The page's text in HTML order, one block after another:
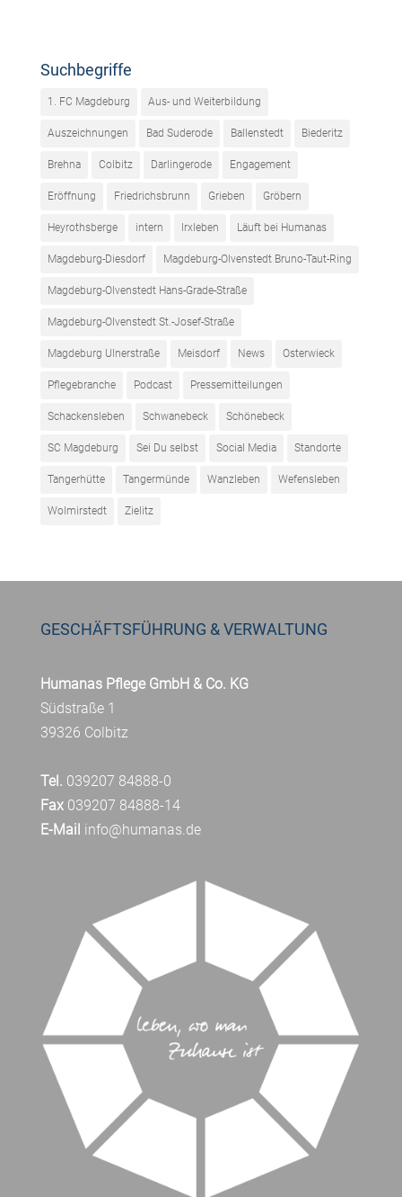
Suchbegriffe
1. FC Magdeburg Aus- und Weiterbildung
Auszeichnungen Bad Suderode Ballenstedt Biederitz
Brehna Colbitz Darlingerode Engagement
Eröffnung Friedrichsbrunn Grieben Gröbern
Heyrothsberge intern Irxleben Läuft bei Humanas
Magdeburg-Diesdorf Magdeburg-Olvenstedt Bruno-Taut-Ring
Magdeburg-Olvenstedt Hans-Grade-Straße
Magdeburg-Olvenstedt St.-Josef-Straße
Magdeburg Ulnerstraße Meisdorf News Osterwieck
Pflegebranche Podcast Pressemitteilungen
Schackensleben Schwanebeck Schönebeck
SC Magdeburg Sei Du selbst Social Media Standorte
Tangerhütte Tangermünde Wanzleben Wefensleben
Wolmirstedt Zielitz
GESCHÄFTSFÜHRUNG & VERWALTUNG
Humanas Pflege GmbH & Co. KG
Südstraße 1
39326 Colbitz
Tel. 039207 84888-0
Fax039207 84888-14
E-Mail info@humanas.de